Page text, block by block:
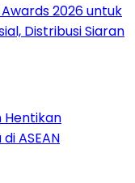
2026 untuk
Distribusi Siaran
Hentikan
ASEAN